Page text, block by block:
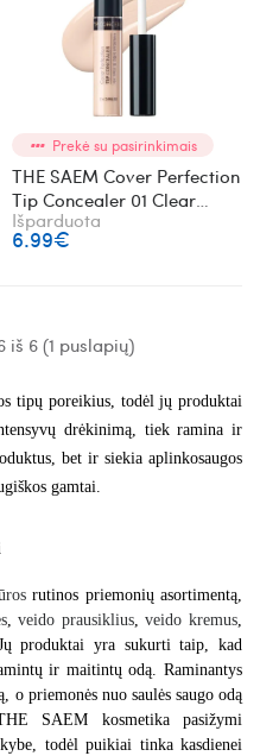
Prekė su pasirinkimais
THE SAEM Cover Perfection
Tip Concealer 01 Clear
Beige skystas maskuoklis
Išparduota
6.99€
iš 6 (1 puslapių)
tipų poreikius, todėl jų produktai
drėkinimą, tiek ramina ir
bet ir siekia aplinkosaugos
gamtai.
rutinos priemonių asortimentą,
, veido prausiklius, veido kremus
produktai yra sukurti taip, kad
ir maitintų odą. Raminantys
o priemonės nuo saulės saugo odą
SAEM kosmetika pasižymi
todėl puikiai tinka kasdienei